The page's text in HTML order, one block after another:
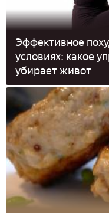
Эффективное
условиях: какое
убирает живот